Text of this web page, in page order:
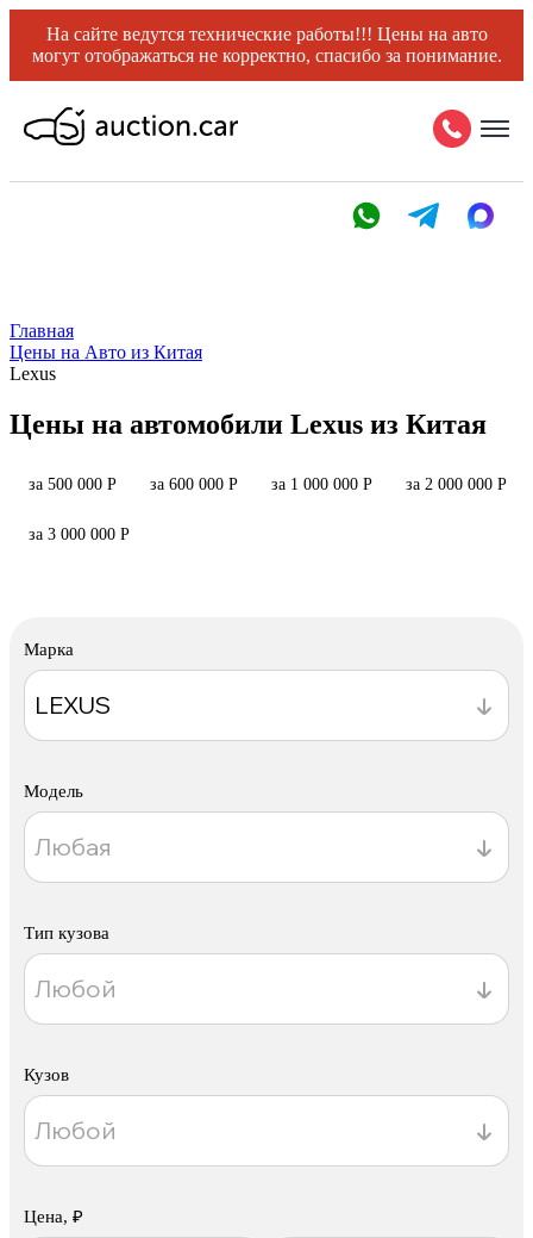
На сайте ведутся технические работы!!! Цены на авто
могут отображаться не корректно, спасибо за понимание.
Главная
Цены на Авто из Китая
Lexus
Цены на автомобили Lexus из Китая
за 500 000 Р за 600 000 Р за 1 000 000 Р за 2 000 000 Р
за 3 000 000 Р
Марка
Модель
Тип кузова
Кузов
Цена, ₽